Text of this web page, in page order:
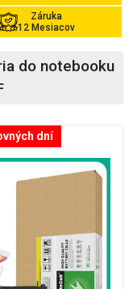
Záruka
12 Mesiacov
do notebooku
dní